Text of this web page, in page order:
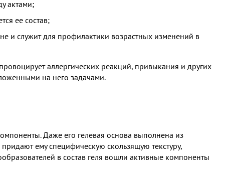
актами;
ее состав;
и служит для профилактики возрастных изменений в
аллергических реакций, привыкания и других
на него задачами.
Даже его гелевая основа выполнена из
ему специфическую скользящую текстуру,
в состав геля вошли активные компоненты